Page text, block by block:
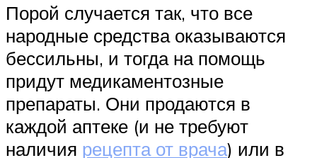
Порой случается так, что все
народные средства оказываются
бессильны, и тогда на помощь
придут медикаментозные
препараты. Они продаются в
каждой аптеке (и не требуют
наличия рецепта от врача) или в